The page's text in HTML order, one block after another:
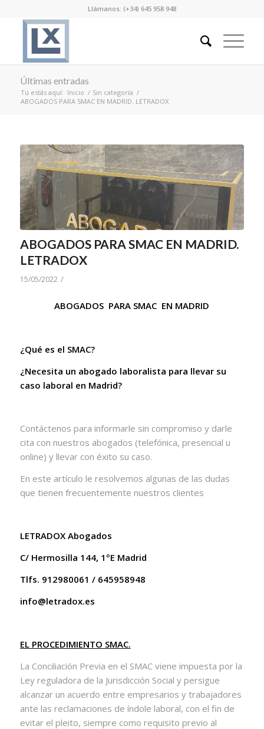
Llámanos: (+34) 645 958 948
Últimas entradas
Tú estás aquí: Inicio / Sin categoría /
ABOGADOS PARA SMAC EN MADRID. LETRADOX
ABOGADOS PARA SMAC EN MADRID.
LETRADOX
15/05/2022 /
ABOGADOS PARA SMAC EN MADRID
¿Qué es el SMAC?
¿Necesita un abogado laboralista para llevar su
caso laboral en Madrid?
Contáctenos para informarle sin compromiso y darle
cita con nuestros abogados (telefónica, presencial u
online) y llevar con éxito su caso.
En este artículo le resolvemos algunas de las dudas
que tienen frecuentemente nuestros clientes
LETRADOX Abogados
C/ Hermosilla 144, 1ºE Madrid
Tlfs. 912980061 / 645958948
info@letradox.es
EL PROCEDIMIENTO SMAC.
La Conciliación Previa en el SMAC viene impuesta por la
Ley reguladora de la Jurisdicción Social y persigue
alcanzar un acuerdo entre empresarios y trabajadores
ante las reclamaciones de índole laboral, con el fin de
evitar el pleito, siempre como requisito previo al